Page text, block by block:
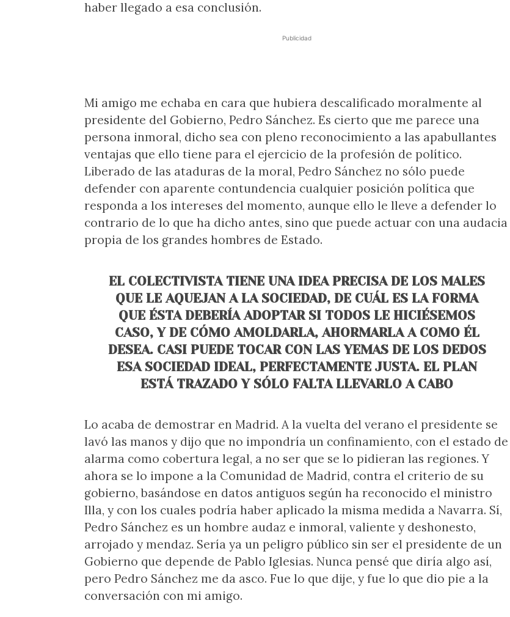
haber llegado a esa conclusión.
Publicidad
Mi amigo me echaba en cara que hubiera descalificado moralmente al
presidente del Gobierno, Pedro Sánchez. Es cierto que me parece una
persona inmoral, dicho sea con pleno reconocimiento a las apabullantes
ventajas que ello tiene para el ejercicio de la profesión de político.
Liberado de las ataduras de la moral, Pedro Sánchez no sólo puede
defender con aparente contundencia cualquier posición política que
responda a los intereses del momento, aunque ello le lleve a defender lo
contrario de lo que ha dicho antes, sino que puede actuar con una audacia
propia de los grandes hombres de Estado.
EL COLECTIVISTA TIENE UNA IDEA PRECISA DE LOS MALES
QUE LE AQUEJAN A LA SOCIEDAD, DE CUÁL ES LA FORMA
QUE ÉSTA DEBERÍA ADOPTAR SI TODOS LE HICIÉSEMOS
CASO, Y DE CÓMO AMOLDARLA, AHORMARLA A COMO ÉL
DESEA. CASI PUEDE TOCAR CON LAS YEMAS DE LOS DEDOS
ESA SOCIEDAD IDEAL, PERFECTAMENTE JUSTA. EL PLAN
ESTÁ TRAZADO Y SÓLO FALTA LLEVARLO A CABO
Lo acaba de demostrar en Madrid. A la vuelta del verano el presidente se
lavó las manos y dijo que no impondría un confinamiento, con el estado de
alarma como cobertura legal, a no ser que se lo pidieran las regiones. Y
ahora se lo impone a la Comunidad de Madrid, contra el criterio de su
gobierno, basándose en datos antiguos según ha reconocido el ministro
Illa, y con los cuales podría haber aplicado la misma medida a Navarra. Sí,
Pedro Sánchez es un hombre audaz e inmoral, valiente y deshonesto,
arrojado y mendaz. Sería ya un peligro público sin ser el presidente de un
Gobierno que depende de Pablo Iglesias. Nunca pensé que diría algo así,
pero Pedro Sánchez me da asco. Fue lo que dije, y fue lo que dio pie a la
conversación con mi amigo.